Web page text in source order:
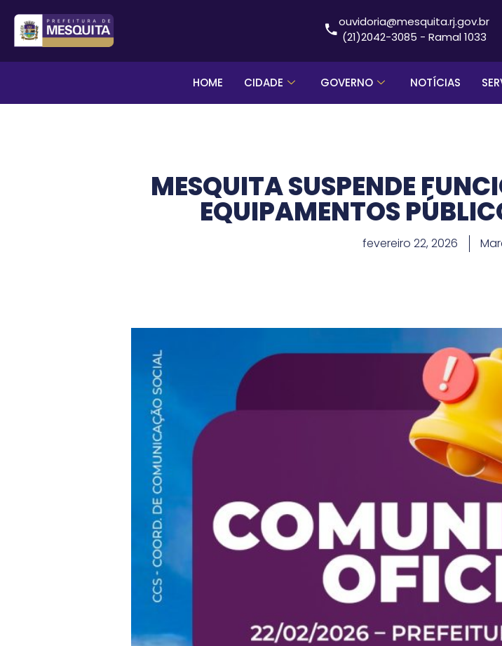
ouvidoria@mesquita.rj.gov.br
(21)2042-3085 - Ramal 1033
HOME CIDADE GOVERNO NOTÍCIAS
MESQUITA SUSPENDE
EQUIPAMENTOS
fevereiro 22, 2026